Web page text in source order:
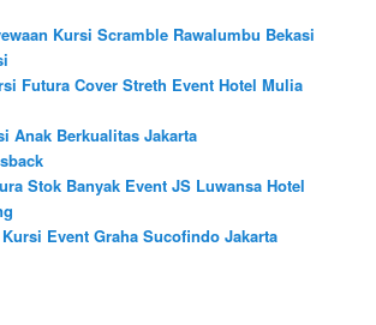
Kursi Scramble Rawalumbu Bekasi
Futura Cover Streth Event Hotel Mulia
Anak Berkualitas Jakarta
Stok Banyak Event JS Luwansa Hotel
Event Graha Sucofindo Jakarta